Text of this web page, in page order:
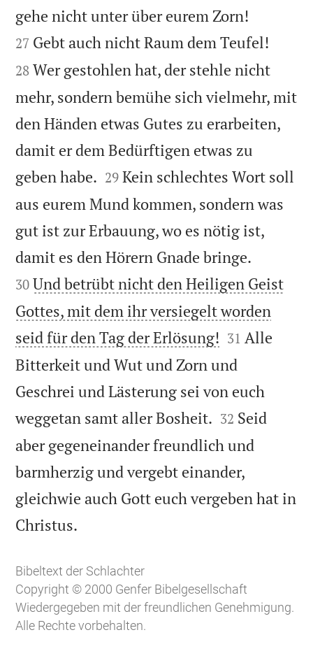
gehe nicht unter über eurem Zorn!
27 Gebt auch nicht Raum dem Teufel!
28 Wer gestohlen hat, der stehle nicht
mehr, sondern bemühe sich vielmehr, mit
den Händen etwas Gutes zu erarbeiten,
damit er dem Bedürftigen etwas zu
geben habe. 

29 Kein schlechtes Wort soll
aus eurem Mund kommen, sondern was
gut ist zur Erbauung, wo es nötig ist,
damit es den Hörern Gnade bringe.
30 Und betrübt nicht den Heiligen Geist
Gottes, mit dem ihr versiegelt worden
seid für den Tag der Erlösung! 

31 Alle
Bitterkeit und Wut und Zorn und
Geschrei und Lästerung sei von euch
weggetan samt aller Bosheit. 

32 Seid
aber gegeneinander freundlich und
barmherzig und vergebt einander,
gleichwie auch Gott euch vergeben hat in
Christus.
Bibeltext der Schlachter
Copyright © 2000 Genfer Bibelgesellschaft
Wiedergegeben mit der freundlichen Genehmigung.
Alle Rechte vorbehalten.